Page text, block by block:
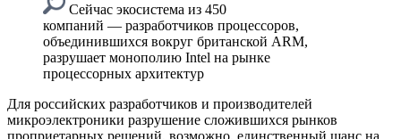
Сейчас экосистема из 450
компаний — разработчиков процессоров,
объединившихся вокруг британской ARM,
разрушает монополию Intel на рынке
процессорных архитектур
Для российских разработчиков и производителей
микроэлектроники разрушение сложившихся рынков
проприетарных решений, возможно, единственный шанс на